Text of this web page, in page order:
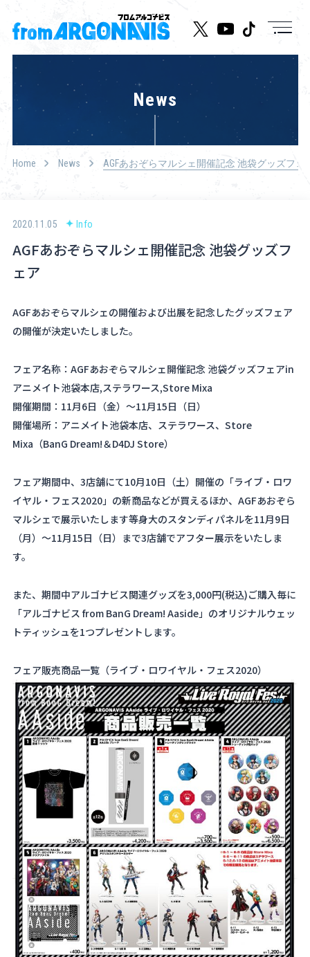
Live/Event
Character
Cast
Media
About
Chronicle
Special
コンテンツ利用ガイドライン
お問い合わせ
News
Home News AGFあおぞらマルシェ開催記念 池袋グッズフェ
2020.11.05 Info
AGFあおぞらマルシェ開催記念 池袋グッズフ
ェア
AGFあおぞらマルシェの開催および出展を記念したグッズフェア
の開催が決定いたしました。
フェア名称：AGFあおぞらマルシェ開催記念 池袋グッズフェアin
アニメイト池袋本店,ステラワース,Store Mixa
開催期間：11月6日（金）～11月15日（日）
開催場所：アニメイト池袋本店、ステラワース、Store
Mixa（BanG Dream!＆D4DJ Store）
フェア期間中、3店舗にて10月10日（土）開催の「ライブ・ロワ
イヤル・フェス2020」の新商品などが買えるほか、AGFあおぞら
マルシェで展示いたします等身大のスタンディパネルを11月9日
（月）～11月15日（日）まで3店舗でアフター展示をいたしま
す。
また、期間中アルゴナビス関連グッズを3,000円(税込)ご購入毎に
「アルゴナビス from BanG Dream! Aaside」のオリジナルウェッ
トティッシュを1つプレゼントします。
フェア販売商品一覧（ライブ・ロワイヤル・フェス2020）